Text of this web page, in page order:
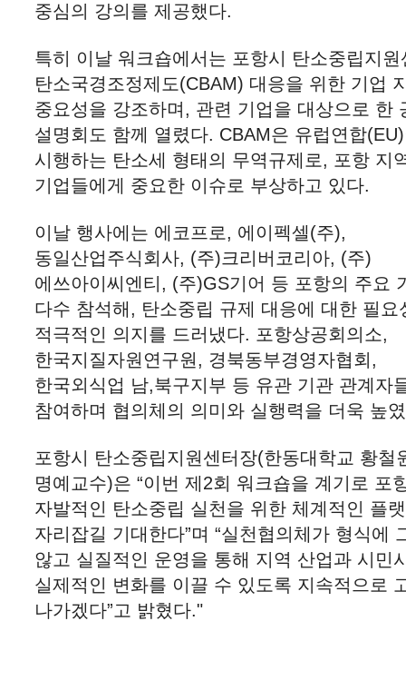
중심의 강의를 제공했다.
특히 이날 워크숍에서는 포항시 탄소중립지원
탄소국경조정제도(CBAM) 대응을 위한 기업
중요성을 강조하며, 관련 기업을 대상으로 한
설명회도 함께 열렸다. CBAM은 유럽연합
시행하는 탄소세 형태의 무역규제로, 포항 지
기업들에게 중요한 이슈로 부상하고 있다.
이날 행사에는 에코프로, 에이펙셀(주),
동일산업주식회사, (주)크리버코리아, (주)
에쓰아이씨엔티, (주)GS기어 등 포항의 주요
다수 참석해, 탄소중립 규제 대응에 대한 필요
적극적인 의지를 드러냈다. 포항상공회의소,
한국지질자원연구원, 경북동부경영자협회,
한국외식업 남,북구지부 등 유관 기관 관계자
참여하며 협의체의 의미와 실행력을 더욱 높
포항시 탄소중립지원센터장(한동대학교 황철
명예교수)은 “이번 제2회 워크숍을 계기로 포
자발적인 탄소중립 실천을 위한 체계적인 플
자리잡길 기대한다”며 “실천협의체가 형식에
않고 실질적인 운영을 통해 지역 산업과 시민
실제적인 변화를 이끌 수 있도록 지속적으로
나가겠다”고 밝혔다."